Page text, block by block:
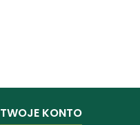
TWOJE KONTO